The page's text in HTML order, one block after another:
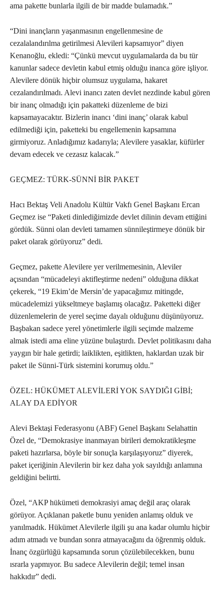
ama pakette bunlarla ilgili de bir madde bulamadık.”
“Dini inançların yaşanmasının engellenmesine de
cezalalandırılma getirilmesi Alevileri kapsamıyor” diyen
Kenanoğlu, ekledi: “Çünkü mevcut uygulamalarda da bu tür
kanunlar sadece devletin kabul etmiş olduğu inanca göre işliyor.
Alevilere dönük hiçbir olumsuz uygulama, hakaret
cezalandırılmadı. Alevi inancı zaten devlet nezdinde kabul gören
bir inanç olmadığı için pakatteki düzenleme de bizi
kapsamayacaktır. Bizlerin inancı ‘dini inanç’ olarak kabul
edilmediği için, paketteki bu engellemenin kapsamına
girmiyoruz. Anladığımız kadarıyla; Alevilere yasaklar, küfürler
devam edecek ve cezasız kalacak.”
GEÇMEZ: TÜRK-SÜNNİ BİR PAKET
Hacı Bektaş Veli Anadolu Kültür Vakfı Genel Başkanı Ercan
Geçmez ise “Paketi dinlediğimizde devlet dilinin devam ettiğini
gördük. Sünni olan devleti tamamen sünnileştirmeye dönük bir
paket olarak görüyoruz” dedi.
Geçmez, pakette Alevilere yer verilmemesinin, Aleviler
açısından “mücadeleyi aktifleştirme nedeni” olduğuna dikkat
çekerek, “19 Ekim’de Mersin’de yapacağımız mitingde,
mücadelemizi yükseltmeye başlamış olacağız. Paketteki diğer
düzenlemelerin de yerel seçime dayalı olduğunu düşünüyoruz.
Başbakan sadece yerel yönetimlerle ilgili seçimde malzeme
almak istedi ama eline yüzüne bulaştırdı. Devlet politikasını daha
yaygın bir hale getirdi; laiklikten, eşitlikten, haklardan uzak bir
paket ile Sünni-Türk sistemini korumuş oldu.”
ÖZEL: HÜKÜMET ALEVİLERİ YOK SAYDIĞI GİBİ;
ALAY DA EDİYOR
Alevi Bektaşi Federasyonu (ABF) Genel Başkanı Selahattin
Özel de, “Demokrasiye inanmayan birileri demokratikleşme
paketi hazırlarsa, böyle bir sonuçla karşılaşıyoruz” diyerek,
paket içeriğinin Alevilerin bir kez daha yok sayıldığı anlamına
geldiğini belirtti.
Özel, “AKP hükümeti demokrasiyi amaç değil araç olarak
görüyor. Açıklanan paketle bunu yeniden anlamış olduk ve
yanılmadık. Hükümet Alevilerle ilgili şu ana kadar olumlu hiçbir
adım atmadı ve bundan sonra atmayacağını da öğrenmiş olduk.
İnanç özgürlüğü kapsamında sorun çözülebilecekken, bunu
ısrarla yapmıyor. Bu sadece Alevilerin değil; temel insan
hakkıdır” dedi.